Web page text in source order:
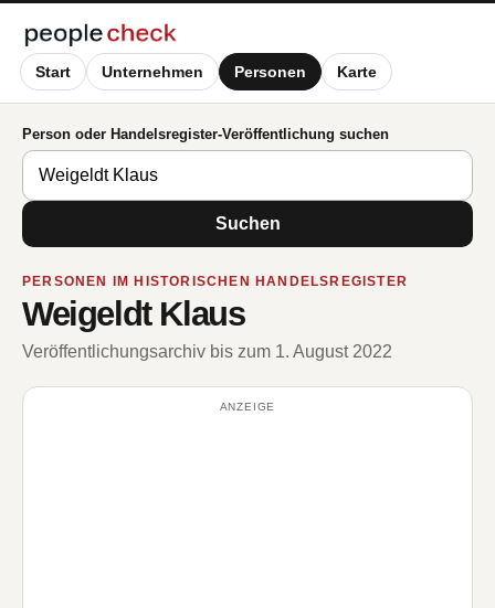
Start Unternehmen Personen Karte
Person oder Handelsregister-Veröffentlichung suchen
Suchen
PERSONEN IM HISTORISCHEN HANDELSREGISTER
Weigeldt Klaus
Veröffentlichungsarchiv bis zum 1. August 2022
ANZEIGE